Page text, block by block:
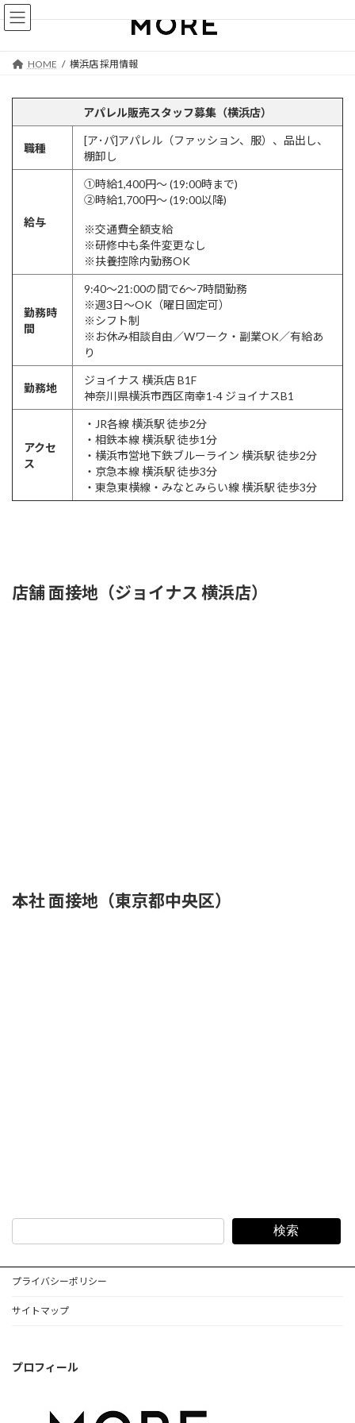
コ
ン
ナ
ビ
HOME 横浜店 採用情報
アパレル販売スタッフ募集（横浜店）
職種
[ア･パ]アパレル（ファッション、服）、品出し、
棚卸し
給与
①時給1,400円～ (19:00時まで)
②時給1,700円～ (19:00以降)
※交通費全額支給
※研修中も条件変更なし
※扶養控除内勤務OK
勤務時
間
9:40～21:00の間で6～7時間勤務
※週3日～OK（曜日固定可）
※シフト制
※お休み相談自由／Wワーク・副業OK／有給あ
り
勤務地
ジョイナス 横浜店 B1F
神奈川県横浜市西区南幸1-4 ジョイナスB1
アクセ
ス
・JR各線 横浜駅 徒歩2分
・相鉄本線 横浜駅 徒歩1分
・横浜市営地下鉄ブルーライン 横浜駅 徒歩2分
・京急本線 横浜駅 徒歩3分
・東急東横線・みなとみらい線 横浜駅 徒歩3分
店舗 面接地（ジョイナス 横浜店）
本社 面接地（東京都中央区）
検索
プライバシーポリシー
サイトマップ
プロフィール